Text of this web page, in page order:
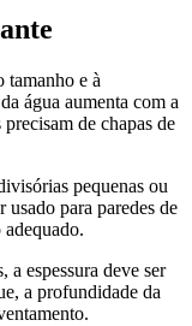
tamanho e à
água aumenta com a
de chapas de
pequenas ou
usado para paredes de
a espessura deve ser
a profundidade da